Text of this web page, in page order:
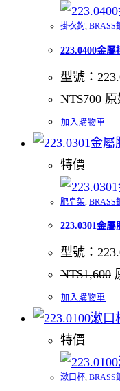
掛衣鉤, BRASS
223.0400金屬
型號：
NT$700 原
加入購物車
特價
肥皂架 BRASS
223.0301金屬
型號：
NT$1,600
加入購物車
特價
漱口杯, BRASS